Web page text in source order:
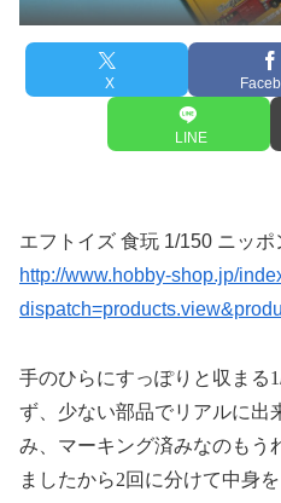
X
LINE
エフトイズ 食玩 1/150 ニッ
http://www.hobby-shop.jp/
手のひらにすっぽりと収まる
ず、少ない部品でリアルに出
み、マーキング済みなのもう
ましたから2回に分けて中身